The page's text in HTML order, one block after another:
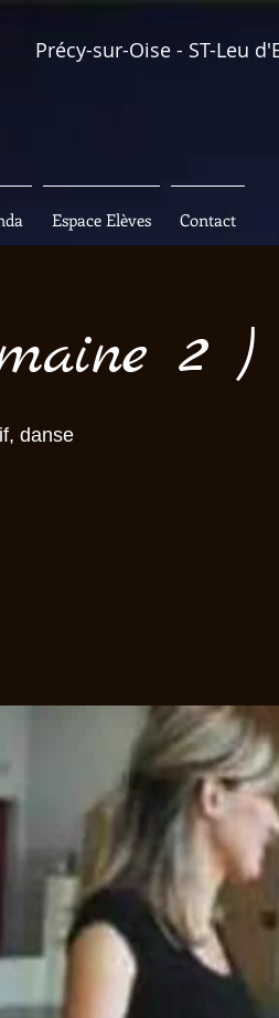
Précy-sur-Oise - ST-Leu
Espace Elèves Contact
2 )
danse